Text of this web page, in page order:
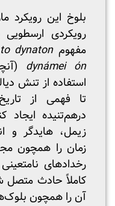
بلوخ این رویکرد
رویکردی
مفهومdynaton
dynámei ón
استفاده از تنش
تا فهمی از
درهم‌تنیده ایجاد
زیمل، هایدگر و
زمان را همچون
رخدادهای
کاملاً حادث متصل
آن را همچون